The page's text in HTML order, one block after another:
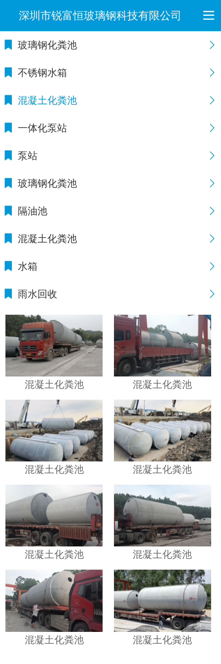
深圳市锐富恒玻璃钢科技有限公司
玻璃钢化粪池
不锈钢水箱
混凝土化粪池
一体化泵站
泵站
玻璃钢化粪池
隔油池
混凝土化粪池
水箱
雨水回收
混凝土化粪池 混凝土化粪池
混凝土化粪池 混凝土化粪池
混凝土化粪池 混凝土化粪池
混凝土化粪池 混凝土化粪池